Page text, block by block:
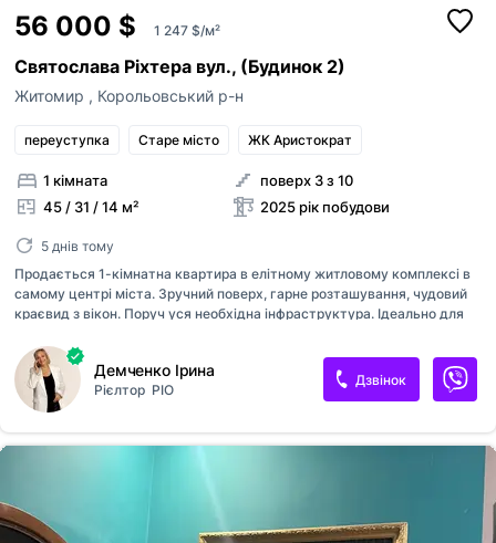
56 000 $ 1 247 $/м²
Святослава Ріхтера вул., (Будинок 2)
Житомир , Корольовський р-н
переуступка Старе місто ЖК Аристократ
1 кімната
45 / 31 / 14 м²
поверх 3 з 10
2025 рік побудови
5 днів тому
Продається 1-кімнатна квартира в елітному житловому комплексі в
самому центрі міста. Зручний поверх, гарне розташування, чудовий
краєвид з вікон. Поруч уся необхідна інфраструктура. Ідеально для
Демченко Ірина
Рієлтор РІО
Дзвінок